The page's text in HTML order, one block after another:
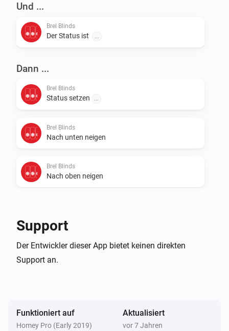
Und ...
Brel Blinds
Der Status ist
Dann ...
Brel Blinds
Status setzen
Brel Blinds
Nach unten neigen
Brel Blinds
Nach oben neigen
Support
Der Entwickler dieser App bietet keinen direkten
Support an.
Funktioniert auf
Homey Pro (Early 2019)
Aktualisiert
vor 7 Jahren